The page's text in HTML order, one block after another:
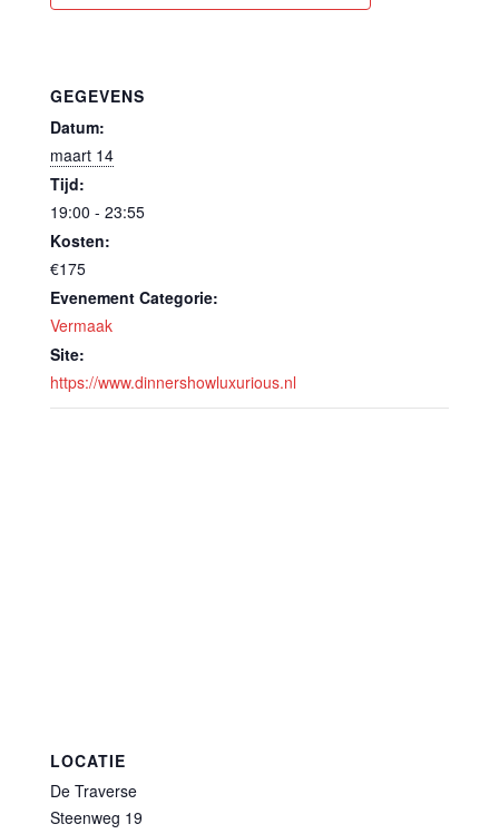
GEGEVENS
Datum:
maart 14
Tijd:
19:00 - 23:55
Kosten:
€175
Evenement Categorie:
Vermaak
Site:
https://www.dinnershowluxurious.nl
LOCATIE
De Traverse
Steenweg 19